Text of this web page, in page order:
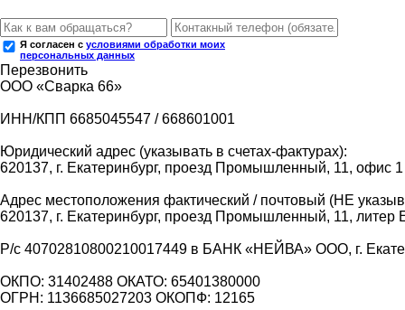
Я согласен с условиями обработки моих
персональных данных
Перезвонить
ООО «Сварка 66»
ИНН/КПП 6685045547 / 668601001
Юридический адрес (указывать в счетах-фактурах):
620137, г. Екатеринбург, проезд Промышленный, 11, офис 1
Адрес местоположения фактический / почтовый (НЕ
620137, г. Екатеринбург, проезд Промышленный, 11, литер
Р/с 40702810800210017449 в БАНК «НЕЙВА» ООО, г.
ОКПО: 31402488 ОКАТО: 65401380000
ОГРН: 1136685027203 ОКОПФ: 12165